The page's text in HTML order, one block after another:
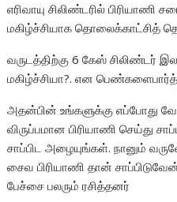
எரிவாயு சிலிண்டரில் பிரியாணி
மகிழ்ச்சியாக தொலைக்காட்சித்
வருடத்திற்கு 6 கேஸ் சிலிண்டர்
மகிழ்ச்சியா?. என
அதன்பின் உங்களுக்கு எப்போது
விருப்பமான பிரியாணி செய்து
சாப்பிட அழையுங்கள். நானும்
சைவ பிரியாணி தான்
பேச்சை பலரும் ரசித்தனர்